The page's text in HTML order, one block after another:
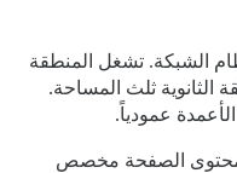
1/3 باستخدام نظام الشبكة. تشغل المنطقة
الثانوية ثلث المساحة.
عمودياً.
الصفحة مخصص